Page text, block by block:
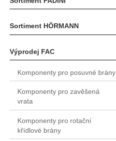
Sortiment HÖRMANN
Výprodej FAC
Komponenty pro posuvné brány
Komponenty pro zavěšená
vrata
Komponenty pro rotační
křídlové brány